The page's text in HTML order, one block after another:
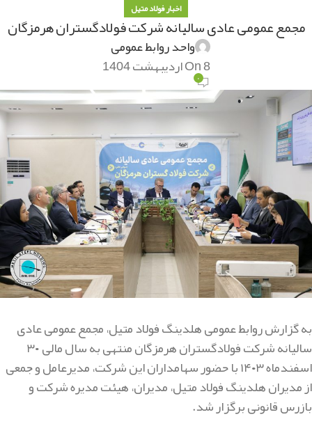
اخبار فولاد متیل
مجمع عمومی عادی سالیانه شرکت فولادگستران هرمزگان
واحد روابط عمومی
On 8 اردیبهشت 1404
۰
به گزارش روابط عمومی هلدینگ فولاد متیل، مجمع عمومی عادی
سالیانه شرکت فولادگستران هرمزگان منتهی به سال مالی ۳۰
اسفندماه ۱۴۰۳ با حضور سهامداران این شرکت، مدیرعامل و جمعی
از مدیران هلدینگ فولاد متیل، مدیران، هیئت مدیره شرکت و
بازرس قانونی برگزار شد.